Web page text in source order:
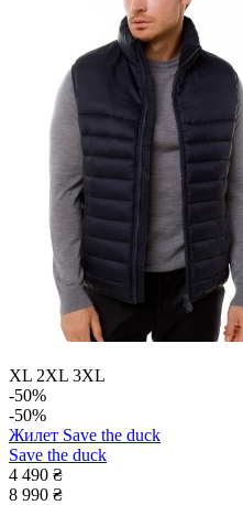
XL 2XL 3XL
-50%
-50%
Жилет Save the duck
Save the duck
4 490 ₴
8 990 ₴